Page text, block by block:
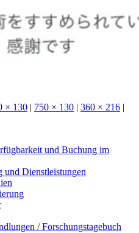
× 130 | 750 × 130 | 360 × 216 |
und Buchung im
Dienstleistungen
/ Forschungstagebuch